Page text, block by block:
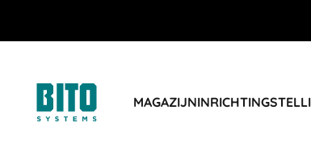
MAGAZIJNINRICHTING